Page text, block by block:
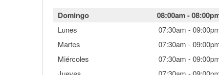
Domingo 08:00am-
Lunes 07:30am -
Martes
07:30am -
Miércoles
07:30am -